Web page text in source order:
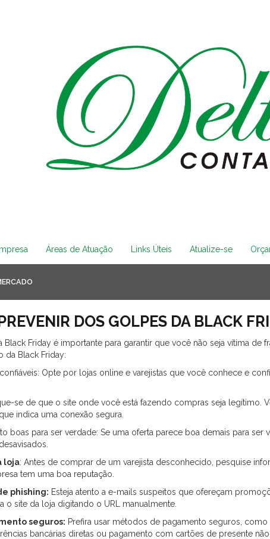
Áreas de Atuação Links Úteis Atualize-se
DOS GOLPES DA BLACK
Black Friday é importante para garantir que você não seja vítima
da Black Friday:
Opte por lojas online e varejistas que você conhece e
se de que o site onde você está fazendo compras seja
indica uma conexão segura.
boas para ser verdade: Se uma oferta parece boa demais para
loja: Antes de comprar de um varejista desconhecido, pesquise
tem uma boa reputação.
phishing: Esteja atento a e-mails suspeitos que ofereçam
o site da loja digitando o URL manualmente.
seguros: Prefira usar métodos de pagamento seguros,
bancárias diretas ou pagamento com cartões de presente não